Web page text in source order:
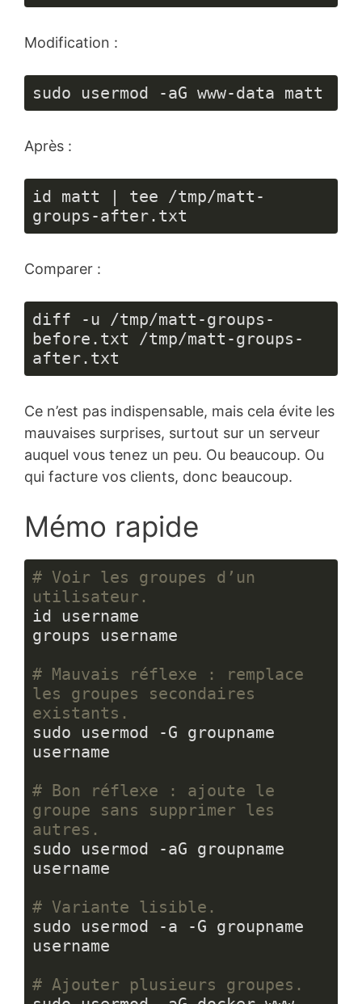
Modification :
sudo usermod -aG www-data matt
Après :
id matt | tee /tmp/matt-
groups-after.txt
Comparer :
diff -u /tmp/matt-groups-
before.txt /tmp/matt-groups-
after.txt
Ce n’est pas indispensable, mais cela évite les
mauvaises surprises, surtout sur un serveur
auquel vous tenez un peu. Ou beaucoup. Ou
qui facture vos clients, donc beaucoup.
Mémo rapide
# Voir les groupes d’un
utilisateur.
id username
groups username
# Mauvais réflexe : remplace
les groupes secondaires
existants.
sudo usermod -G groupname
username
# Bon réflexe : ajoute le
groupe sans supprimer les
autres.
sudo usermod -aG groupname
username
# Variante lisible.
sudo usermod -a -G groupname
username
# Ajouter plusieurs groupes.